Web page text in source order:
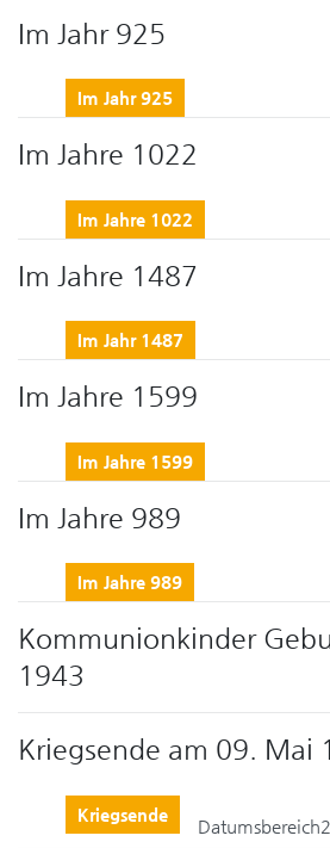
Im Jahr 925
Im Jahr 925
Im Jahre 1022
Im Jahre 1022
Im Jahre 1487
Im Jahr 1487
Im Jahre 1599
Im Jahre 1599
Im Jahre 989
Im Jahre 989
Kommunionkinder
1943
Kriegsende am 09. Mai
Kriegsende